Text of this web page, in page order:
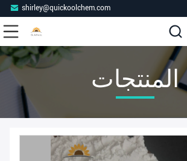
shirley@quickoolchem.com
المنتجات